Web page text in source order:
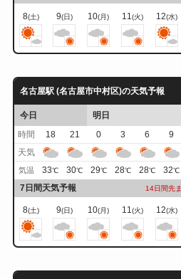
8(土) 9(日) 10(月) 11(火) 12(水)
名古屋駅 (名古屋市中村区)の天気予報
今日
明日
時間
18 21 0 3 6 9
天気
気温 33℃ 30℃ 29℃ 28℃ 28℃ 32℃
7日間天気予報 14日間先
8(土) 9(日) 10(月) 11(火) 12(水)